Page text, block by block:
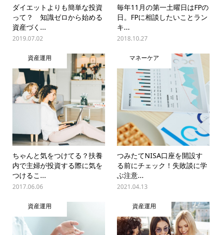
ダイエットよりも簡単な投資
って？ 知識ゼロから始める
資産づく...
2019.07.02
毎年11月の第一土曜日はFPの
日。FPに相談したいことラン
キ...
2018.10.27
資産運用
ちゃんと気をつけてる？扶養
内で主婦が投資する際に気を
つけるこ...
2017.06.06
マネーケア
つみたてNISA口座を開設す
る前にチェック！失敗談に学
ぶ注意...
2021.04.13
資産運用 資産運用